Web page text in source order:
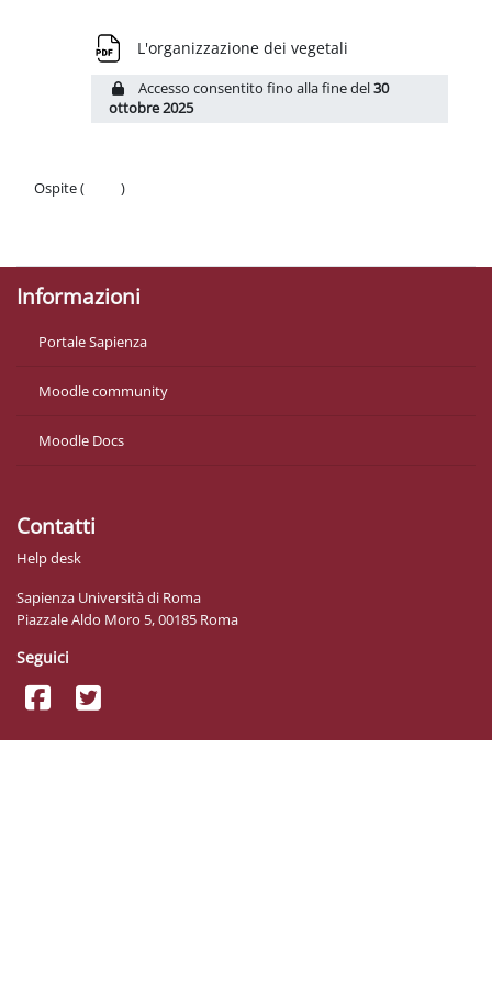
L'organizzazione dei vegetali
Accesso consentito fino alla fine del30
ottobre 2025
Ospite (
)
Informazioni
Portale Sapienza
Moodle community
Moodle Docs
Contatti
Help desk
Sapienza Università di Roma
Piazzale Aldo Moro 5, 00185 Roma
Seguici